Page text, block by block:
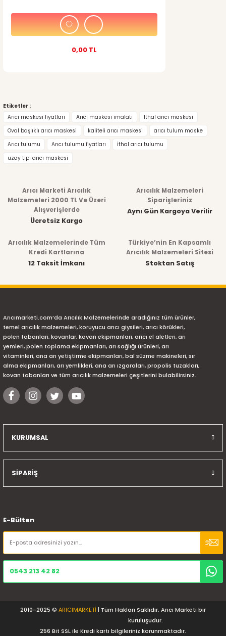
0,00 TL
Etiketler :
Arıcı maskesi fiyatları
Arıcı maskesi imalatı
Ithal arıcı maskesi
Oval başlıklı arıcı maskesi
kaliteli arıcı maskesi
arıcı tulum maske
Arıcı tulumu
Arıcı tulumu fiyatları
İthal arıcı tulumu
uzay tipi arıcı maskesi
Arıcı Marketi Arıcılık
Malzemeleri 2000 TL Ve Üzeri
Alışverişlerde
Ücretsiz Kargo
Arıcılık Malzemeleri
Siparişleriniz
Aynı Gün Kargoya Verilir
Arıcılık Malzemelerinde Tüm
Kredi Kartlarına
12 Taksit İmkanı
Türkiye’nin En Kapsamlı
Arıcılık Malzemeleri Sitesi
Stoktan Satış
Arıcımarketi.com’da Arıcılık Malzemelerinde aradığınız tüm ürünler,
temel arıcılık malzemeleri, koruyucu arıcı giysileri, arıcı körükleri,
polen tabanları, kovanlar, kovan ekipmanları, arıcı el aletleri, arı
yemleri, polen toplama ekipmanları, arı sağlığı ürünleri, arı
vitaminleri, ana arı yetiştirme ekipmanları, bal süzme makineleri, sır
alma ekipmanları, arı yemlikleri, ana arı ızgaraları, propolis tuzakları,
kovan tabanları ve tüm arıcılık malzemeleri çeşitlerini bulabilirsiniz.
KURUMSAL
SİPARİŞ
E-Bülten
0543 213 42 82
2010-2025 © ARICIMARKETİ | Tüm Hakları Saklıdır. Arıcı Marketi bir
kuruluşudur.
256 Bit SSL ile Kredi kartı bilgileriniz korunmaktadır.